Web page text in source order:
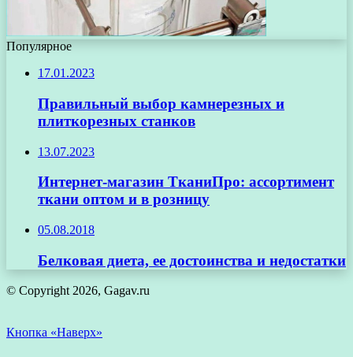
Популярное
17.01.2023
Правильный выбор камнерезных и
плиткорезных станков
13.07.2023
Интернет-магазин ТканиПро: ассортимент
ткани оптом и в розницу
05.08.2018
Белковая диета, ее достоинства и недостатки
© Copyright 2026, Gagav.ru
Кнопка «Наверх»